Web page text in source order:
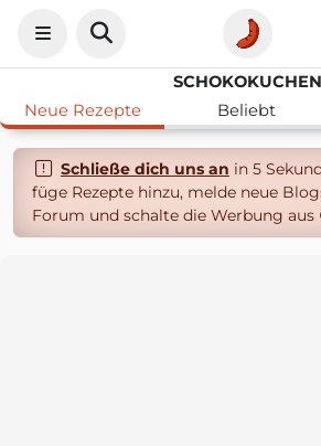
SCHOKOKUCHEN
Neue Rezepte
Beliebt
Schließe dich uns an in 5
füge Rezepte hinzu, melde neue
Forum und schalte die Werbung aus